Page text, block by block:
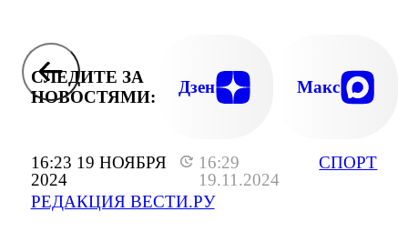
16:23 19 НОЯБРЯ
2024
16:29
19.11.2024
РЕДАКЦИЯ ВЕСТИ.РУ
СПОРТ
СЛЕДИТЕ ЗА
НОВОСТЯМИ:
Дзен Макс